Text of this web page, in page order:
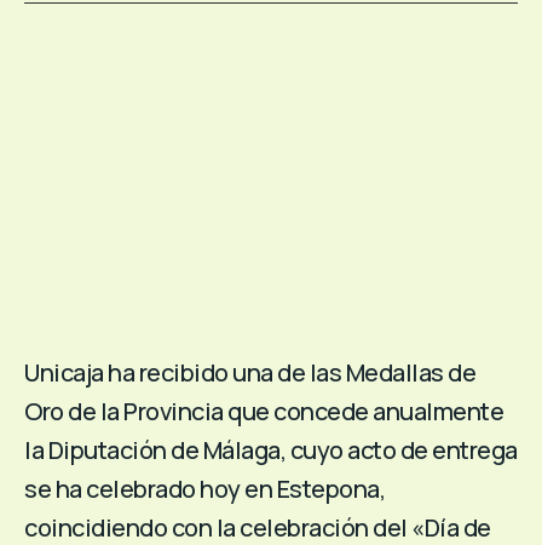
Unicaja ha recibido una de las Medallas de
Oro de la Provincia que concede anualmente
la Diputación de Málaga, cuyo acto de entrega
se ha celebrado hoy en Estepona,
coincidiendo con la celebración del «Día de